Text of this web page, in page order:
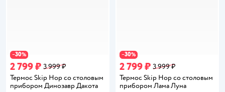
−30%
2 799 ₽ 3 999 ₽
Термос Skip Hop со столовым
прибором Динозавр Дакота
−30%
2 799 ₽ 3 999 ₽
Термос Skip Hop со столовым
прибором Лама Луна